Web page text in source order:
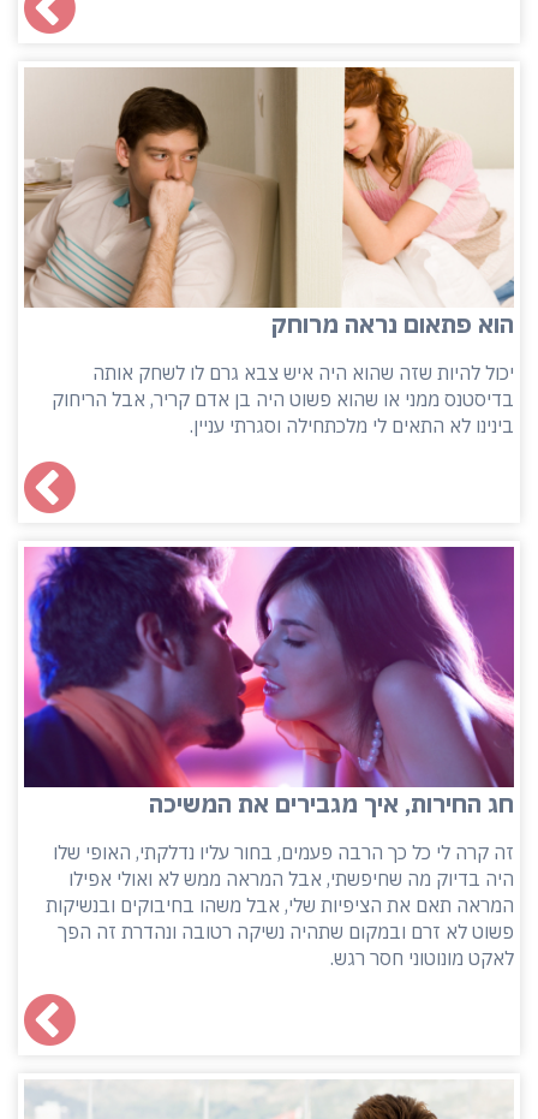
הוא פתאום נראה מרוחק
יכול להיות שזה שהוא היה איש צבא גרם לו לשחק אותה
בדיסטנס ממני או שהוא פשוט היה בן אדם קריר, אבל הריחוק
בינינו לא התאים לי מלכתחילה וסגרתי עניין.
חג החירות, איך מגבירים את המשיכה
זה קרה לי כל כך הרבה פעמים, בחור עליו נדלקתי, האופי שלו
היה בדיוק מה שחיפשתי, אבל המראה ממש לא ואולי אפילו
המראה תאם את הציפיות שלי, אבל משהו בחיבוקים ובנשיקות
פשוט לא זרם ובמקום שתהיה נשיקה רטובה ונהדרת זה הפך
לאקט מונוטוני חסר רגש.